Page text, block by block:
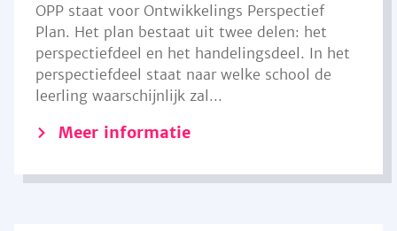
OPP staat voor Ontwikkelings Perspectief
Plan. Het plan bestaat uit twee delen: het
perspectiefdeel en het handelingsdeel. In het
perspectiefdeel staat naar welke school de
leerling waarschijnlijk zal...
Meer informatie